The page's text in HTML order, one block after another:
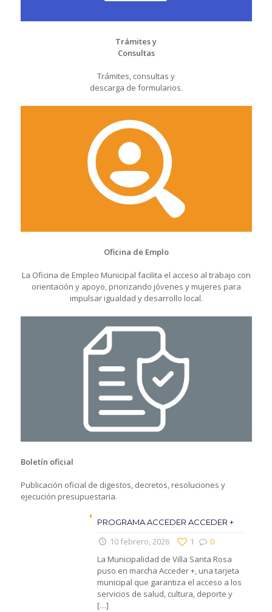
Trámites y
Consultas
Trámites, consultas y
descarga de formularios.
Oficina de Emplo
La Oficina de Empleo Municipal facilita el acceso al trabajo con
orientación y apoyo, priorizando jóvenes y mujeres para
impulsar igualdad y desarrollo local.
Boletín oficial
Publicación oficial de digestos, decretos, resoluciones y
ejecución presupuestaria.
PROGRAMA ACCEDER ACCEDER +
10 febrero, 2026 0
1
La Municipalidad de Villa Santa Rosa
puso en marcha Acceder +, una tarjeta
municipal que garantiza el acceso a los
servicios de salud, cultura, deporte y
[…]